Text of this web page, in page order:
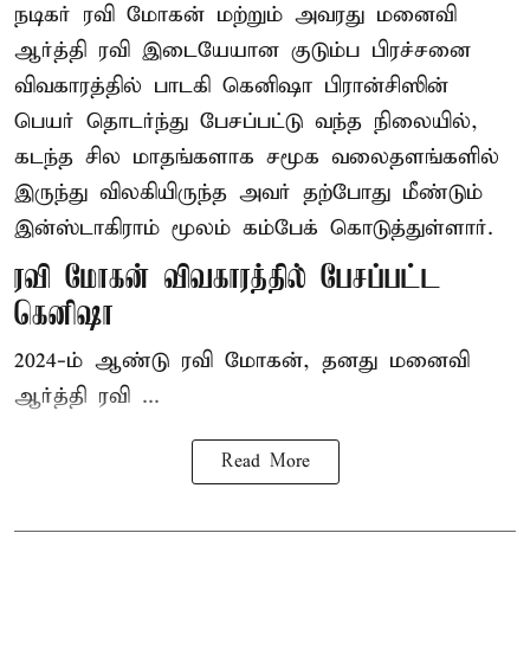
நடிகர் ரவி மோகன் மற்றும் அவரது மனைவி
ஆர்த்தி ரவி இடையேயான குடும்ப பிரச்சனை
விவகாரத்தில் பாடகி கெனிஷா பிரான்சிஸின்
பெயர் தொடர்ந்து பேசப்பட்டு வந்த நிலையில்,
கடந்த சில மாதங்களாக சமூக வலைதளங்களில்
இருந்து விலகியிருந்த அவர் தற்போது மீண்டும்
இன்ஸ்டாகிராம் மூலம் கம்பேக் கொடுத்துள்ளார்.
ரவி மோகன் விவகாரத்தில் பேசப்பட்ட
கெனிஷா
2024-ம் ஆண்டு ரவி மோகன், தனது மனைவி
ஆர்த்தி ரவி ...
Read More